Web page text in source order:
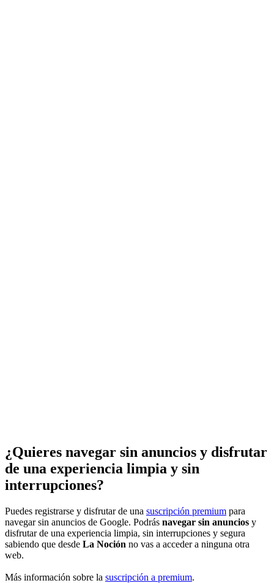
¿Quieres navegar sin anuncios y disfrutar
de una experiencia limpia y sin
interrupciones?
Puedes registrarse y disfrutar de una suscripción premium para
navegar sin anuncios de Google. Podrás navegar sin anuncios y
disfrutar de una experiencia limpia, sin interrupciones y segura
sabiendo que desde La Noción no vas a acceder a ninguna otra
web.
Más información sobre la suscripción a premium.